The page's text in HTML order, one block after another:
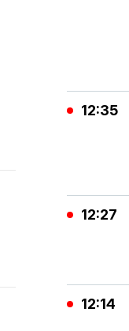
12:35
12:27
12:14